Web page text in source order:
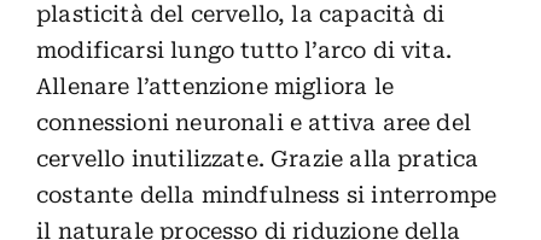
plasticità del cervello, la capacità di
modificarsi lungo tutto l’arco di vita.
Allenare l’attenzione migliora le
connessioni neuronali e attiva aree del
cervello inutilizzate. Grazie alla pratica
costante della mindfulness si interrompe
il naturale processo di riduzione della